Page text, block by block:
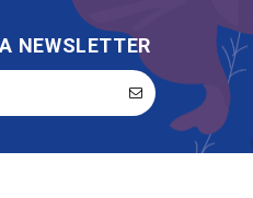
NEWSLETTER